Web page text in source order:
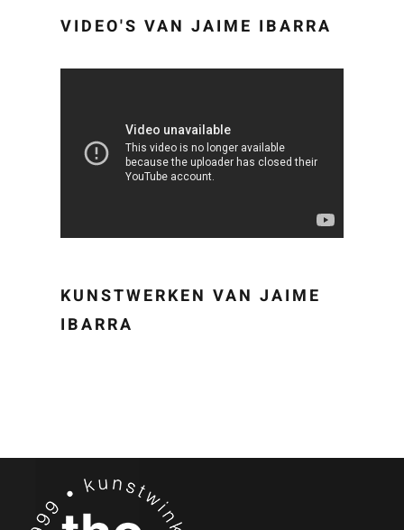
VIDEO'S VAN JAIME IBARRA
KUNSTWERKEN VAN JAIME
IBARRA